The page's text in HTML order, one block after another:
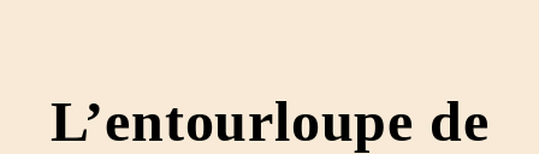
L’entourloupe de